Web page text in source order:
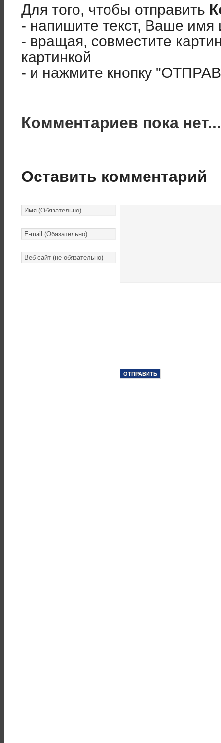
Для того, чтобы отправить
- напишите текст, Ваше имя
- вращая, совместите
картинкой
- и нажмите кнопку
Комментариев пока
Оставить комментарий